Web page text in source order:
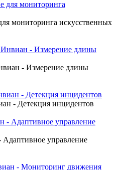
мониторинга искусственных
- Измерение длины
- Детекция инцидентов
управление